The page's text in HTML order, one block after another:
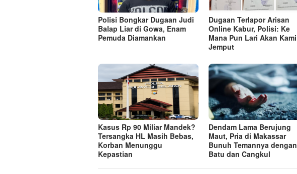
Polisi Bongkar Dugaan Judi
Balap Liar di Gowa, Enam
Pemuda Diamankan
Dugaan Terlapor Arisan
Online Kabur, Polisi: Ke
Mana Pun Lari Akan Kami
Jemput
Kasus Rp 90 Miliar Mandek?
Tersangka HL Masih Bebas,
Korban Menunggu
Kepastian
Dendam Lama Berujung
Maut, Pria di Makassar
Bunuh Temannya dengan
Batu dan Cangkul